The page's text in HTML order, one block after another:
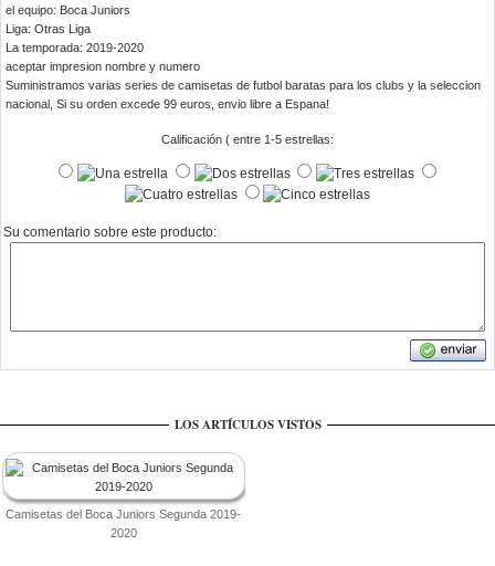
el equipo: Boca Juniors
Liga: Otras Liga
La temporada: 2019-2020
aceptar impresion nombre y numero
Suministramos varias series de camisetas de futbol baratas para los clubs y la seleccion
nacional, Si su orden excede 99 euros, envio libre a Espana!
Calificación ( entre 1-5 estrellas:
Su comentario sobre este producto:
LOS ARTÍCULOS VISTOS
Camisetas del Boca Juniors Segunda 2019-
2020